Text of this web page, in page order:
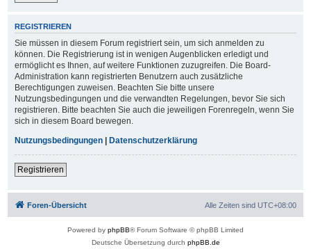
REGISTRIEREN
Sie müssen in diesem Forum registriert sein, um sich anmelden zu
können. Die Registrierung ist in wenigen Augenblicken erledigt und
ermöglicht es Ihnen, auf weitere Funktionen zuzugreifen. Die Board-
Administration kann registrierten Benutzern auch zusätzliche
Berechtigungen zuweisen. Beachten Sie bitte unsere
Nutzungsbedingungen und die verwandten Regelungen, bevor Sie sich
registrieren. Bitte beachten Sie auch die jeweiligen Forenregeln, wenn Sie
sich in diesem Board bewegen.
Nutzungsbedingungen| Datenschutzerklärung
Registrieren
Foren-Übersicht Alle Zeiten sind UTC+08:00
Powered by phpBB® Forum Software © phpBB Limited
Deutsche Übersetzung durch phpBB.de